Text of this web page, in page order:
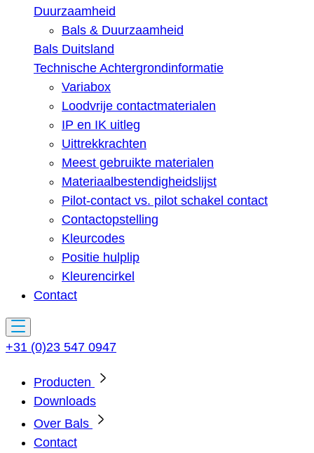
Duurzaamheid
Bals & Duurzaamheid
Bals Duitsland
Technische Achtergrondinformatie
Variabox
Loodvrije contactmaterialen
IP en IK uitleg
Uittrekkrachten
Meest gebruikte materialen
Materiaalbestendigheidslijst
Pilot-contact vs. pilot schakel contact
Contactopstelling
Kleurcodes
Positie hulplip
Kleurencirkel
Contact
+31 (0)23 547 0947
Producten
Downloads
Over Bals
Contact